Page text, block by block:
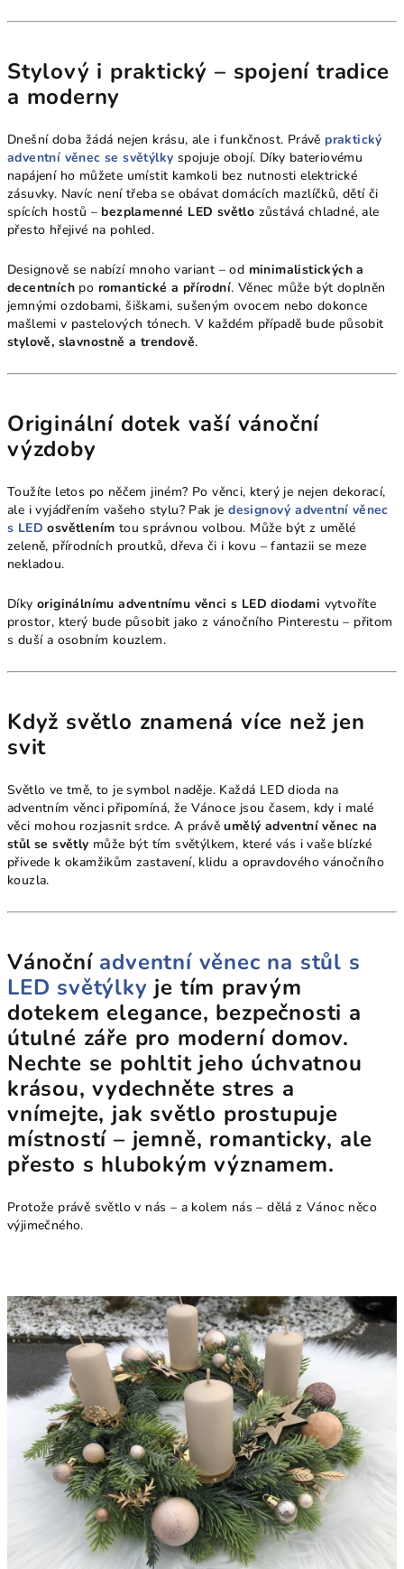
Stylový i praktický – spojení tradice
a moderny
Dnešní doba žádá nejen krásu, ale i funkčnost. Právě praktický
adventní věnec se světýlky spojuje obojí. Díky bateriovému
napájení ho můžete umístit kamkoli bez nutnosti elektrické
zásuvky. Navíc není třeba se obávat domácích mazlíčků, dětí či
spících hostů – bezplamenné LED světlo zůstává chladné, ale
přesto hřejivé na pohled.
Designově se nabízí mnoho variant – od minimalistických a
decentních po romantické a přírodní. Věnec může být doplněn
jemnými ozdobami, šiškami, sušeným ovocem nebo dokonce
mašlemi v pastelových tónech. V každém případě bude působit
stylově, slavnostně a trendově.
Originální dotek vaší vánoční
výzdoby
Toužíte letos po něčem jiném? Po věnci, který je nejen dekorací,
ale i vyjádřením vašeho stylu? Pak jedesignový adventní věnec
s LED osvětlením tou správnou volbou. Může být z umělé
zeleně, přírodních proutků, dřeva či i kovu – fantazii se meze
nekladou.
Díky originálnímu adventnímu věnci s LED diodami vytvoříte
prostor, který bude působit jako z vánočního Pinterestu – přitom
s duší a osobním kouzlem.
Když světlo znamená více než jen
svit
Světlo ve tmě, to je symbol naděje. Každá LED dioda na
adventním věnci připomíná, že Vánoce jsou časem, kdy i malé
věci mohou rozjasnit srdce. A právěumělý adventní věnec na
stůl se světly může být tím světýlkem, které vás i vaše blízké
přivede k okamžikům zastavení, klidu a opravdového vánočního
kouzla.
Vánoční adventní věnec na stůl s
LED světýlky je tím pravým
dotekem elegance, bezpečnosti a
útulné záře pro moderní domov.
Nechte se pohltit jeho úchvatnou
krásou, vydechněte stres a
vnímejte, jak světlo prostupuje
místností – jemně, romanticky, ale
přesto s hlubokým významem.
Protože právě světlo v nás – a kolem nás – dělá z Vánoc něco
výjimečného.